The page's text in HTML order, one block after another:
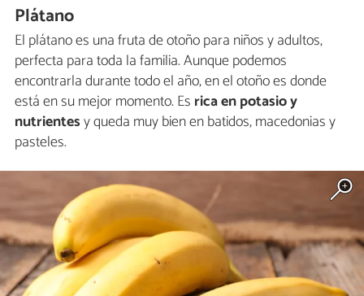
Plátano
El plátano es una fruta de otoño para niños y adultos,
perfecta para toda la familia. Aunque podemos
encontrarla durante todo el año, en el otoño es donde
está en su mejor momento. Es rica en potasio y
nutrientesy queda muy bien en batidos, macedonias y
pasteles.